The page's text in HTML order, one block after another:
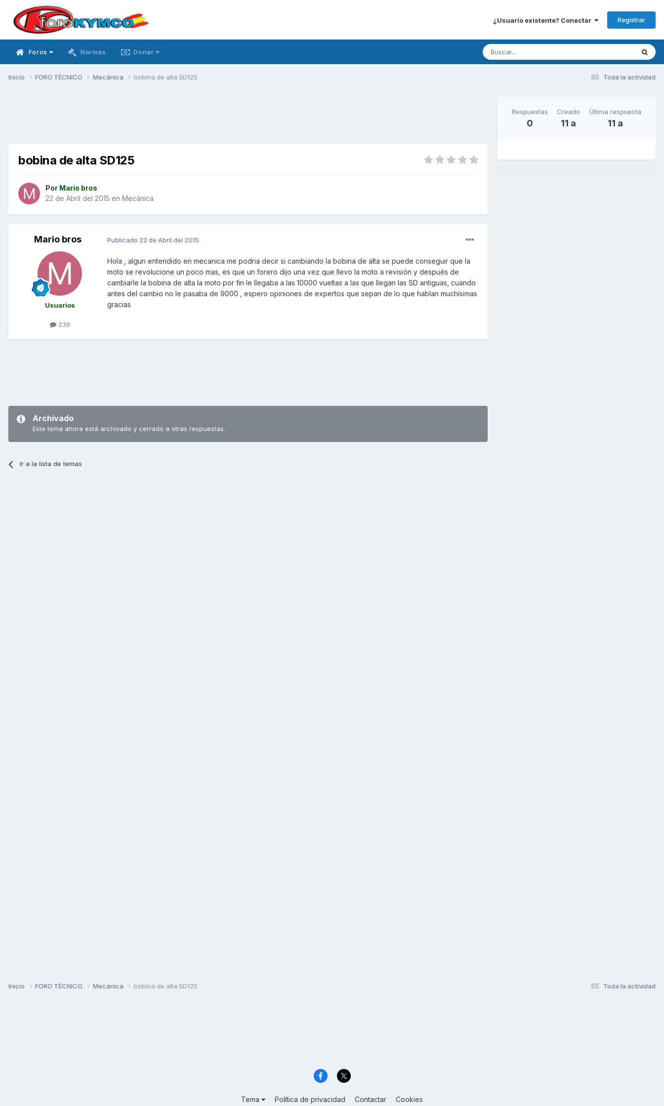
¿Usuario existente? Conectar Registrar
Foros Normas Donar
Toda la actividad
Inicio FORO TÉCNICO Mecánica bobina de alta SD125
bobina de alta SD125
Por Mario bros
22 de Abril del 2015 en Mecánica
Mario bros
Usuarios
239
Publicado 22 de Abril del 2015
Hola , algun entendido en mecanica me podria decir si cambiando la bobina de alta se puede conseguir que la
moto se revolucione un poco mas, es que un forero dijo una vez que llevo la moto a revisión y después de
cambiarle la bobina de alta la moto por fin le llegaba a las 10000 vueltas a las que llegan las SD antiguas, cuando
antes del cambio no le pasaba de 9000 , espero opiniones de expertos que sepan de lo que hablan muchísimas
gracias
Archivado
Este tema ahora está archivado y cerrado a otras respuestas.
Ir a la lista de temas
Respuestas
0
Creado
11 a
Última respuesta
11 a
Toda la actividad
Inicio FORO TÉCNICO Mecánica bobina de alta SD125
Tema Política de privacidad Contactar Cookies